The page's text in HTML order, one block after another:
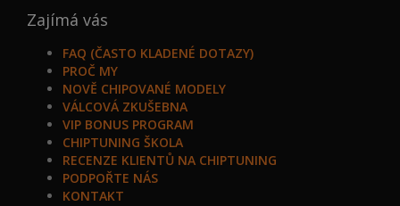
Zajímá vás
FAQ (ČASTO KLADENÉ DOTAZY)
PROČ MY
NOVĚ CHIPOVANÉ MODELY
VÁLCOVÁ ZKUŠEBNA
VIP BONUS PROGRAM
CHIPTUNING ŠKOLA
RECENZE KLIENTŮ NA CHIPTUNING
PODPOŘTE NÁS
KONTAKT